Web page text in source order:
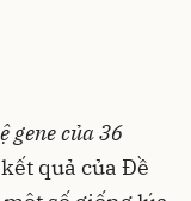
gene của 36
quả của Đề